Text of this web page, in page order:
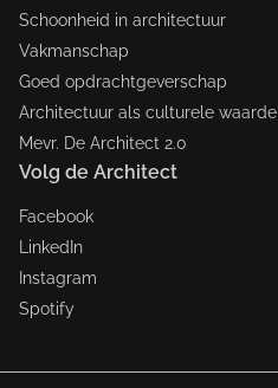
Schoonheid in architectuur
Vakmanschap
Goed opdrachtgeverschap
Architectuur als culturele waarde
Mevr. De Architect 2.0
Volg de Architect
Facebook
LinkedIn
Instagram
Spotify